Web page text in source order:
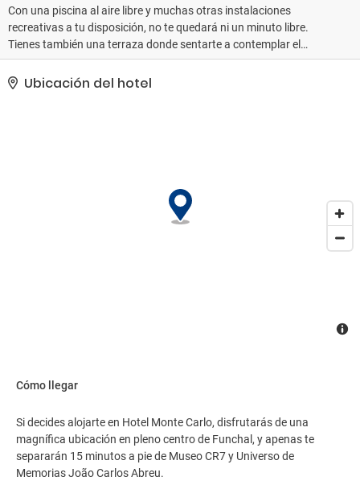
Con una piscina al aire libre y muchas otras instalaciones
recreativas a tu disposición, no te quedará ni un minuto libre.
Tienes también una terraza donde sentarte a contemplar el
paisaje. Otros servicios de este hotel de estilo Beaux Arts incluyen
conexión a Internet wifi gratis, una televisión en la zona común y
Ubicación del hotel
Cómo llegar
Si decides alojarte en Hotel Monte Carlo, disfrutarás de una
magnífica ubicación en pleno centro de Funchal, y apenas te
separarán 15 minutos a pie de Museo CR7 y Universo de
Memorias João Carlos Abreu.